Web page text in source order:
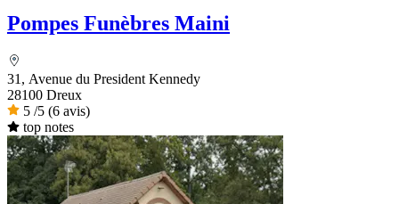
Pompes Funèbres Maini
31, Avenue du President Kennedy
28100 Dreux
5 /5 (6 avis)
top notes